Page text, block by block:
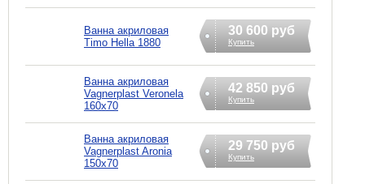
Ванна акриловая
Timo Hella 1880
30 600 руб
Купить
Ванна акриловая
Vagnerplast Veronela
160x70
42 850 руб
Купить
Ванна акриловая
Vagnerplast Aronia
150x70
29 750 руб
Купить